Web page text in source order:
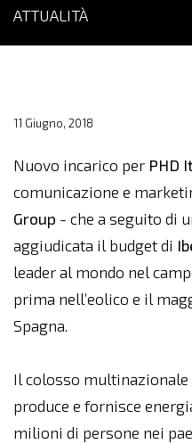
ATTUALITÀ
11 Giugno, 2018
Nuovo incarico per PHD
comunicazione e
Group - che a seguito di
aggiudicata il budget di
leader al mondo nel
prima nell’eolico e il
Spagna.
Il colosso multinazionale
produce e fornisce
milioni di persone nei